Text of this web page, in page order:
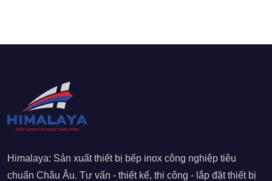
Himalaya: Sản xuất thiết bị bếp inox công nghiệp tiêu
chuẩn Châu Âu. Tư vấn - thiết kế, thi công - lắp đặt thiết bị